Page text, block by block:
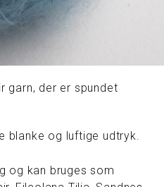
garn, der er spundet
blanke og luftige udtryk.
og kan bruges som